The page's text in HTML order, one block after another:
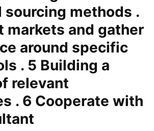
sourcing methods .
markets and gather
around specific
. 5 Building a
relevant
. 6 Cooperate with